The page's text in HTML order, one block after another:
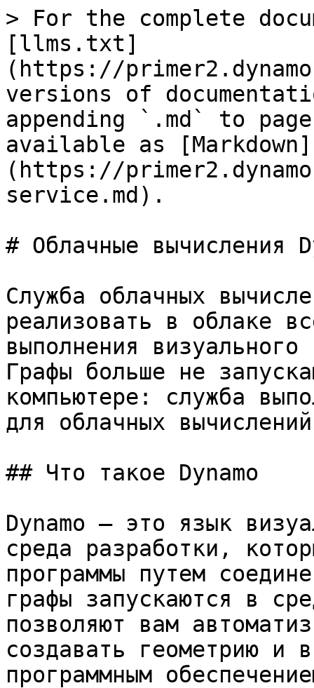
> For the complete
[llms.txt]
(https://
versions of
appending `.md` to
available as [Markdown]
(https://
service.md).
# Облачные вычисления
Служба облачных
реализовать в облаке
выполнения визуального
Графы больше не
компьютере: служба
для облачных
## Что такое Dynamo
Dynamo — это язык
среда разработки,
программы путем
графы запускаются в
позволяют вам
создавать геометрию и
программным